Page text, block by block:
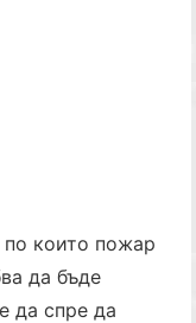
по които пожар
да бъде
да спре да